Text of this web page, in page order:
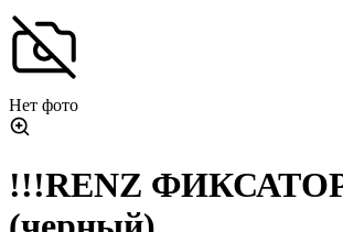
Нет фото
!!!RENZ